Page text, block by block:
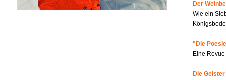
Der
Wie ein
"Die
Eine
Die